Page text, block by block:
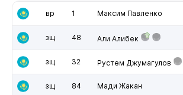
вр 1 Максим Павленко
зщ 48 Али Алибек
зщ 32 Рустем Джумагулов
зщ 84 Мади Жакан